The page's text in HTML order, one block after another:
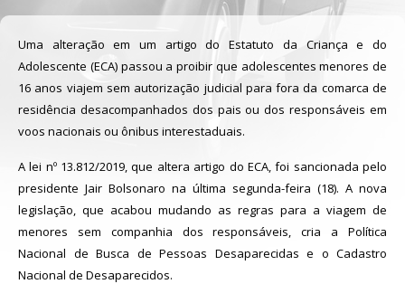
Uma alteração em um artigo do Estatuto da Criança e do
Adolescente (ECA) passou a proibir que adolescentes menores de
16 anos viajem sem autorização judicial para fora da comarca de
residência desacompanhados dos pais ou dos responsáveis em
voos nacionais ou ônibus interestaduais.
A lei nº 13.812/2019, que altera artigo do ECA, foi sancionada pelo
presidente Jair Bolsonaro na última segunda-feira (18). A nova
legislação, que acabou mudando as regras para a viagem de
menores sem companhia dos responsáveis, cria a Política
Nacional de Busca de Pessoas Desaparecidas e o Cadastro
Nacional de Desaparecidos.